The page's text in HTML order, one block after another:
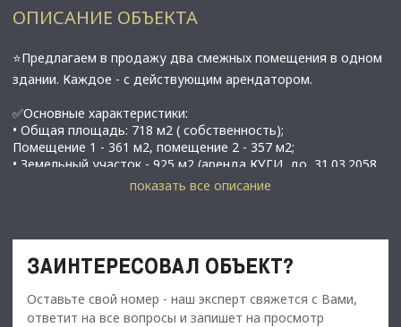
ОПИСАНИЕ ОБЪЕКТА
⭐Предлагаем в продажу два смежных помещения в одном
здании. Каждое - с действующим арендатором.
✅Основные характеристики:
• Общая площадь: 718 м2 ( собственность);
Помещение 1 - 361 м2, помещение 2 - 357 м2;
• Земельный участок - 925 м2 (аренда КУГИ, до 31.03.2058
• Диодное освещение;
• Своя управляющая компания;
• Большая площадь остекления;
показать все описание
ЗАИНТЕРЕСОВАЛ ОБЪЕКТ?
Оставьте свой номер - наш эксперт свяжется с Вами,
ответит на все вопросы и запишет на просмотр